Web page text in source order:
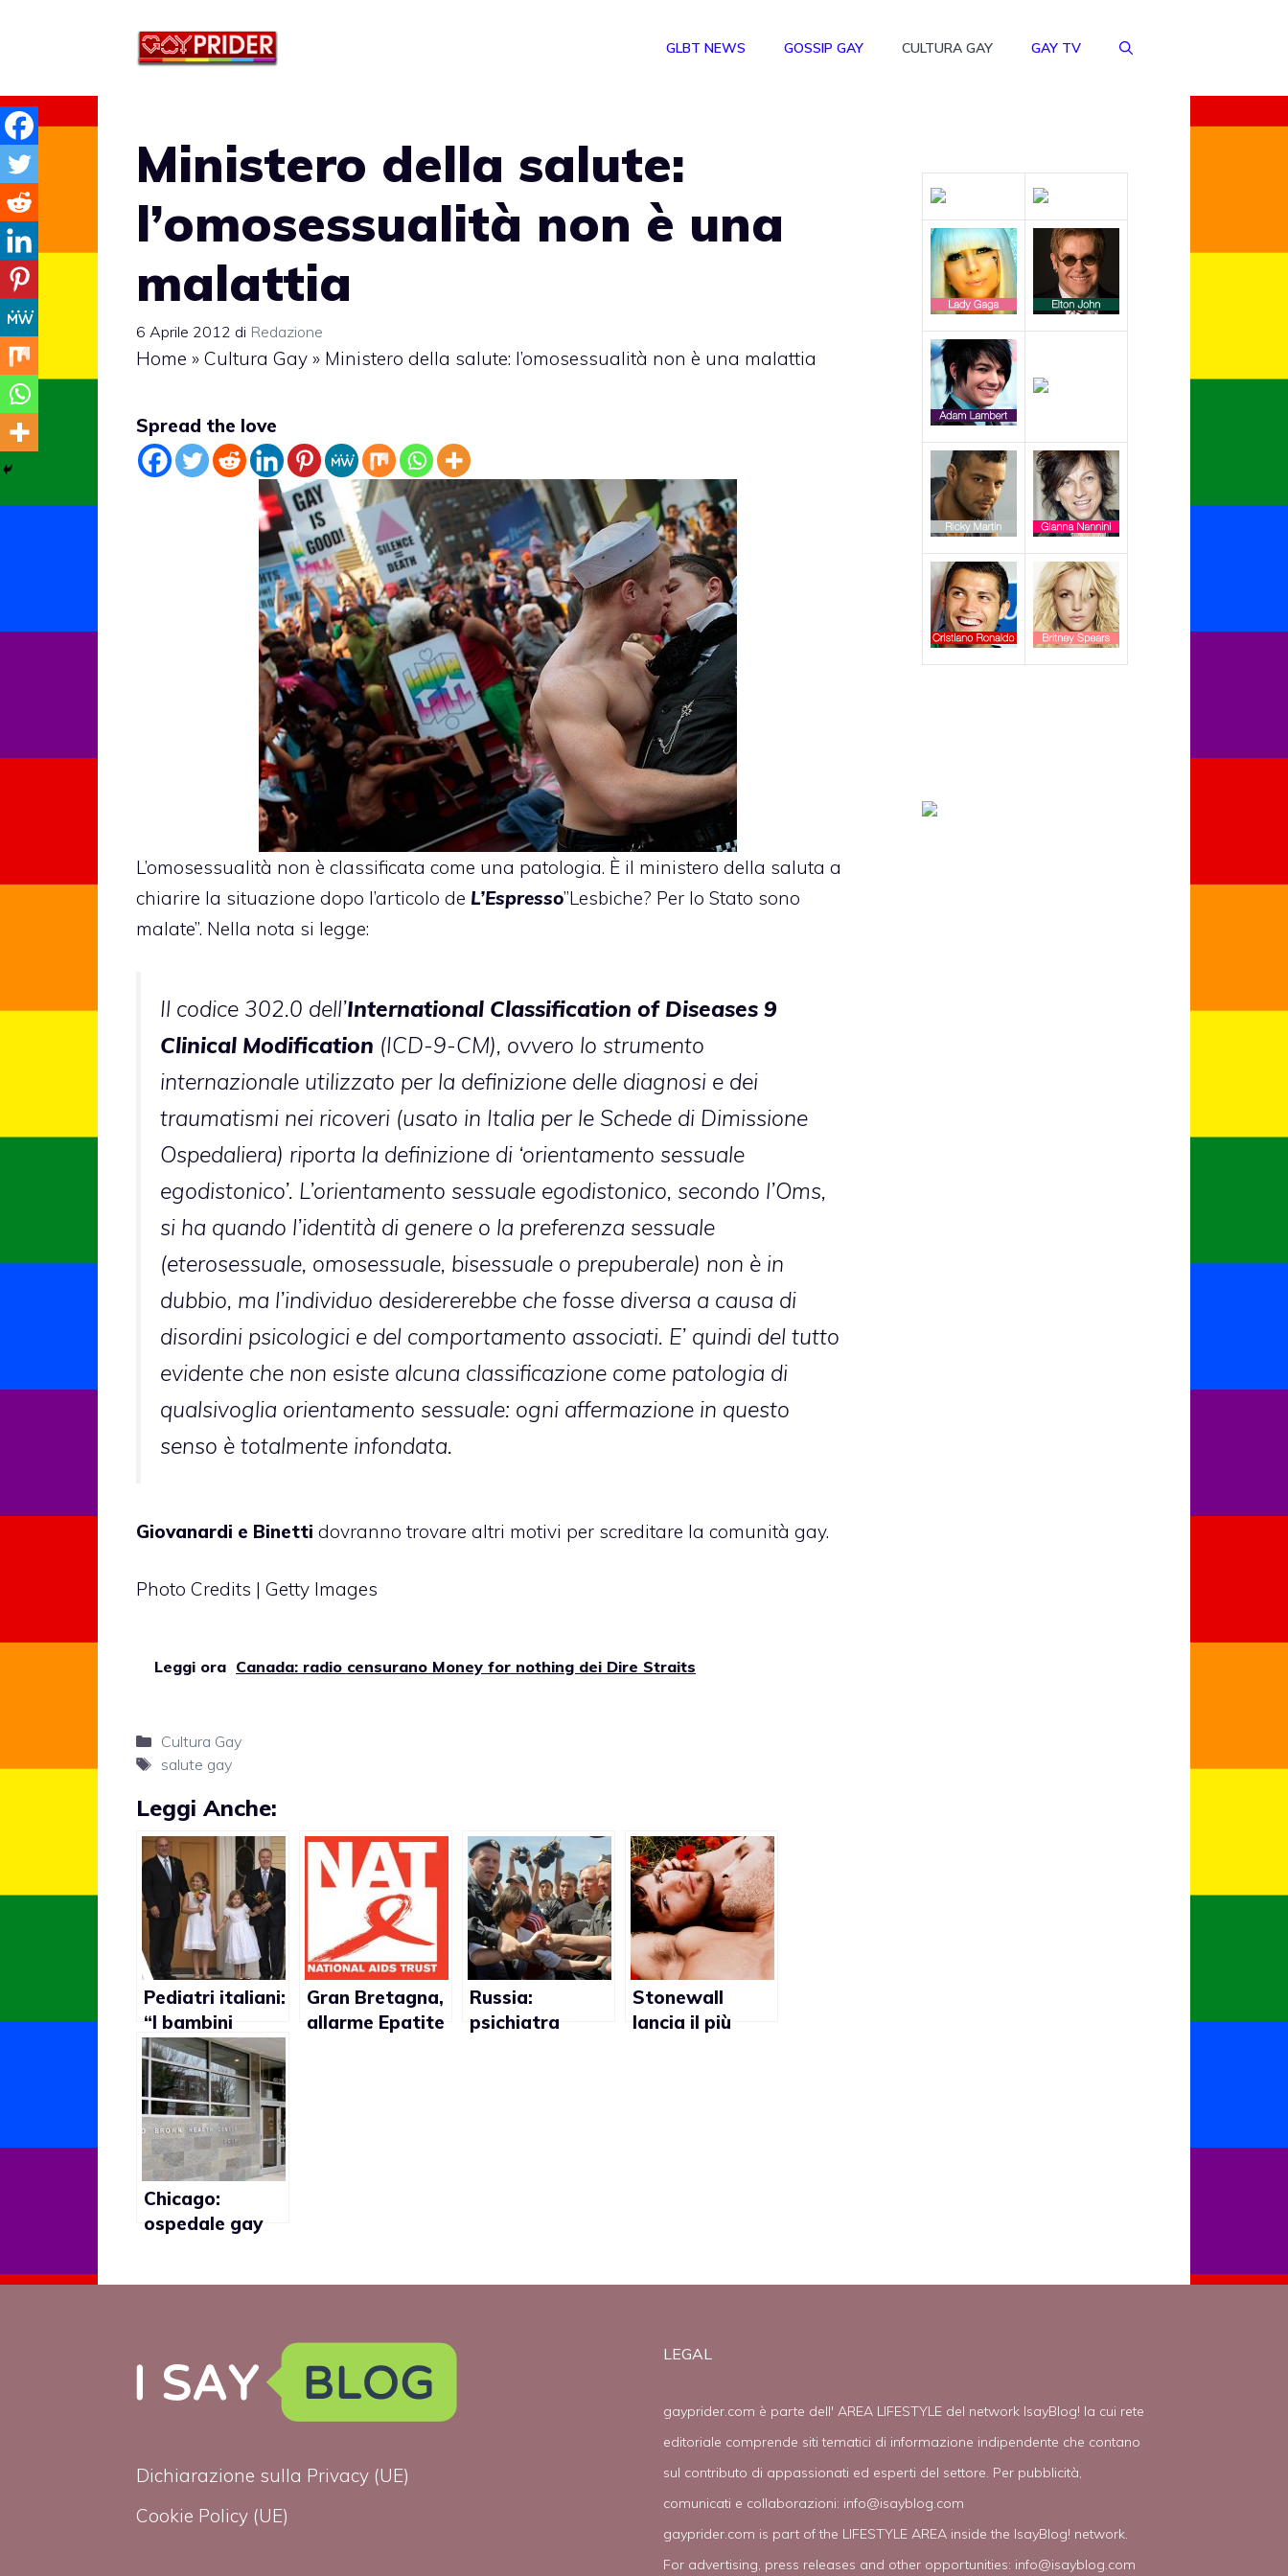
GLBT NEWS GOSSIP GAY CULTURA GAY GAY TV
Ministero della salute:
l’omosessualità non è una
malattia
6 Aprile 2012 di Redazione
Home » Cultura Gay » Ministero della salute: l’omosessualità non è una malattia
Spread the love
L’omosessualità non è classificata come una patologia. È il ministero della saluta a
chiarire la situazione dopo l’articolo de L’Espresso”Lesbiche? Per lo Stato sono
malate”. Nella nota si legge:
Il codice 302.0 dell’International Classification of Diseases 9
Clinical Modification (ICD-9-CM), ovvero lo strumento
internazionale utilizzato per la definizione delle diagnosi e dei
traumatismi nei ricoveri (usato in Italia per le Schede di Dimissione
Ospedaliera) riporta la definizione di ‘orientamento sessuale
egodistonico’. L’orientamento sessuale egodistonico, secondo l’Oms,
si ha quando l’identità di genere o la preferenza sessuale
(eterosessuale, omosessuale, bisessuale o prepuberale) non è in
dubbio, ma l’individuo desidererebbe che fosse diversa a causa di
disordini psicologici e del comportamento associati. E’ quindi del tutto
evidente che non esiste alcuna classificazione come patologia di
qualsivoglia orientamento sessuale: ogni affermazione in questo
senso è totalmente infondata.
Giovanardi e Binetti dovranno trovare altri motivi per screditare la comunità gay.
Photo Credits | Getty Images
Leggi ora Canada: radio censurano Money for nothing dei Dire Straits
Categorie
Cultura Gay
Tag
salute gay
Leggi Anche:
Pediatri italiani:
“I bambini
cresciuti da
coppie gay
hanno problemi
psichici”
Gran Bretagna,
allarme Epatite
Russia:
psichiatra
Stonewall
lancia il più
Chicago:
ospedale gay
Dichiarazione sulla Privacy (UE)
Cookie Policy (UE)
LEGAL
gayprider.com è parte dell' AREA LIFESTYLE del network IsayBlog! la cui rete
editoriale comprende siti tematici di informazione indipendente che contano
sul contributo di appassionati ed esperti del settore. Per pubblicità,
comunicati e collaborazioni: info@isayblog.com
gayprider.com is part of the LIFESTYLE AREA inside the IsayBlog! network.
For advertising, press releases and other opportunities: info@isayblog.com